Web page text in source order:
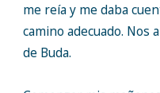
me reía y me daba
camino adecuado. Nos
de Buda.